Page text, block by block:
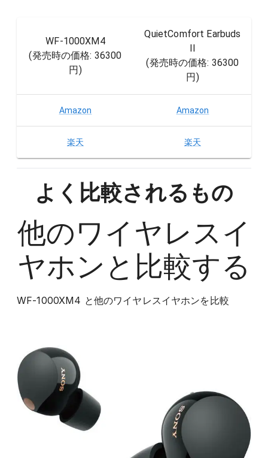
WF-1000XM4
(発売時の価格: 36300
円)
QuietComfort Earbuds
II
(発売時の価格: 36300
円)
Amazon Amazon
楽天 楽天
よく比較されるもの
他のワイヤレスイ
ヤホン と比較する
WF-1000XM4 と他のワイヤレスイヤホンを比較